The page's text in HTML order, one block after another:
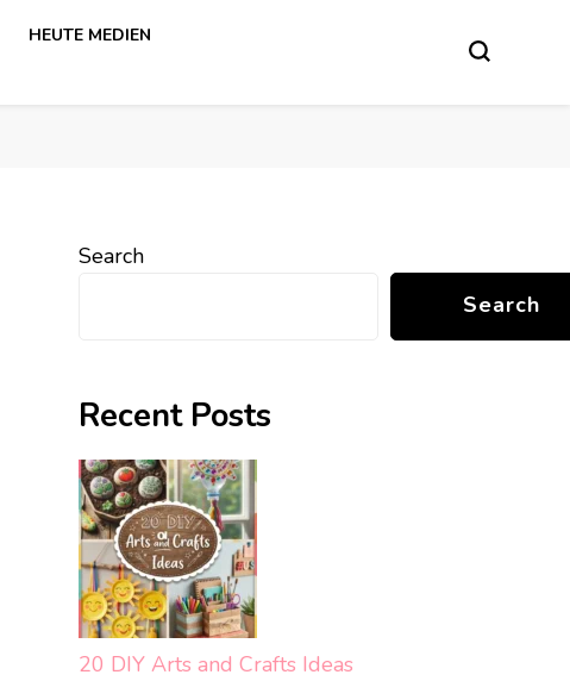
HEUTE MEDIEN
Search
Search
Recent Posts
20 DIY Arts and Crafts Ideas